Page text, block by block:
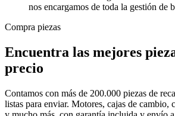
nos encargamos de toda la gestión de
Compra piezas
Encuentra las mejores
precio
Contamos con más de 200.000 piezas de
listas para enviar. Motores, cajas de cambio,